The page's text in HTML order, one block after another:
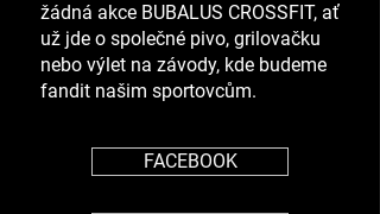
žádná akce BUBALUS CROSSFIT, ať
už jde o společné pivo, grilovačku
nebo výlet na závody, kde budeme
fandit našim sportovcům.
FACEBOOK